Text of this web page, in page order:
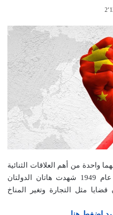
واحدة من أهم العلاقات الثنائية
وأكثرها تعقيداً في العالم. فمنذ عام 1949 شهدت هاتان الدولتان
مثل التجارة وتغير المناخ